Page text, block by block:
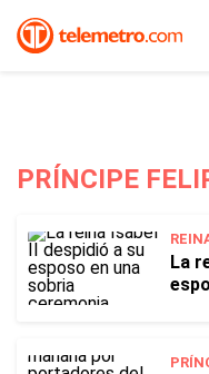
PRÍNCIPE
La